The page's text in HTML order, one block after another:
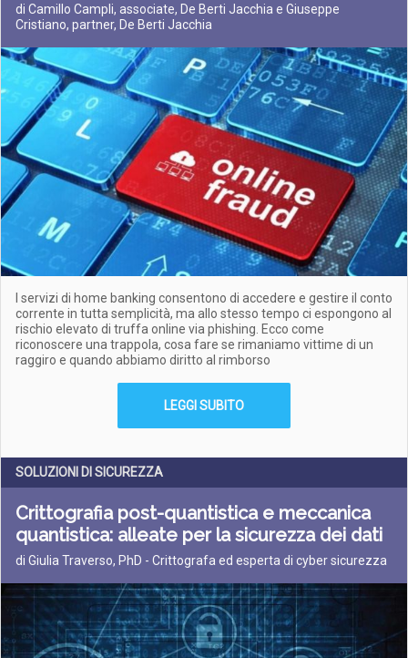
di Camillo Campli, associate, De Berti Jacchia e Giuseppe
Cristiano, partner, De Berti Jacchia
I servizi di home banking consentono di accedere e gestire il conto
corrente in tutta semplicità, ma allo stesso tempo ci espongono al
rischio elevato di truffa online via phishing. Ecco come
riconoscere una trappola, cosa fare se rimaniamo vittime di un
raggiro e quando abbiamo diritto al rimborso
LEGGI SUBITO
SOLUZIONI DI SICUREZZA
Crittografia post-quantistica e meccanica
quantistica: alleate per la sicurezza dei dati
di Giulia Traverso, PhD - Crittografa ed esperta di cyber sicurezza